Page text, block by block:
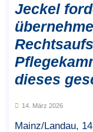
Jeckel
dieses
14. März 2026
Mainz/Landau,